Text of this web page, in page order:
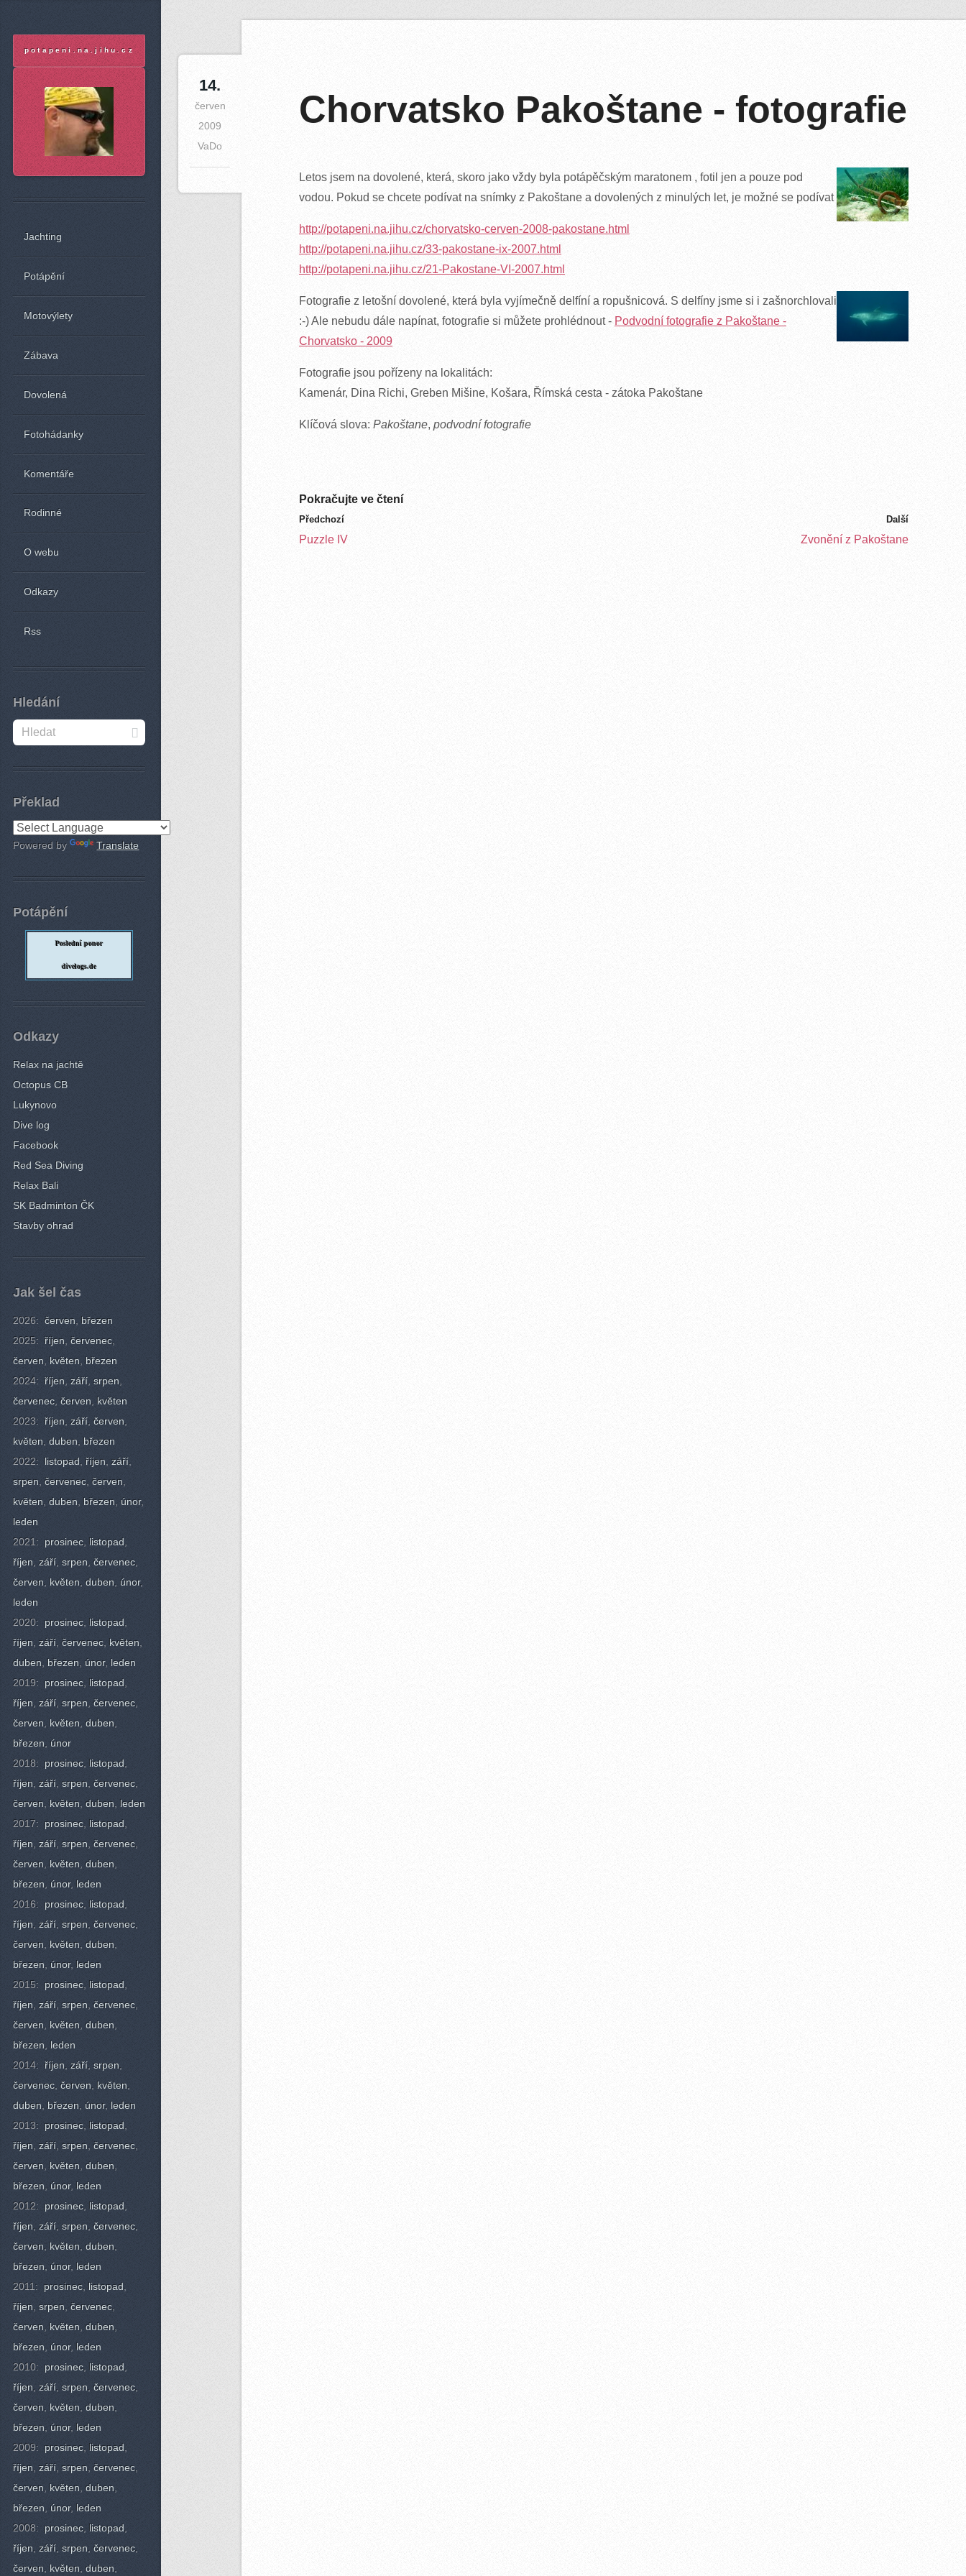
Chorvatsko Pakoštane - fotografie
14.
červen
2009
VaDo
Letos jsem na dovolené, která, skoro jako vždy byla potápěčským maratonem , fotil jen a pouze pod
vodou. Pokud se chcete podívat na snímky z Pakoštane a dovolených z minulých let, je možné se podívat
http://potapeni.na.jihu.cz/chorvatsko-cerven-2008-pakostane.html
http://potapeni.na.jihu.cz/33-pakostane-ix-2007.html
http://potapeni.na.jihu.cz/21-Pakostane-VI-2007.html
Fotografie z letošní dovolené, která byla vyjímečně delfíní a ropušnicová. S delfíny jsme si i zašnorchlovali
:-) Ale nebudu dále napínat, fotografie si můžete prohlédnout - Podvodní fotografie z Pakoštane -
Chorvatsko - 2009
Fotografie jsou pořízeny na lokalitách:
Kamenár, Dina Richi, Greben Mišine, Košara, Římská cesta - zátoka Pakoštane
Klíčová slova: Pakoštane, podvodní fotografie
Pokračujte ve čtení
Další
Zvonění z Pakoštane
Předchozí
Puzzle IV
potapeni.na.jihu.cz
Jachting
Potápění
Motovýlety
Zábava
Dovolená
Fotohádanky
Komentáře
Rodinné
O webu
Odkazy
Rss
Hledání
Překlad
Powered by Translate
Potápění
Poslední ponor
divelogs.de
Odkazy
Relax na jachtě
Octopus CB
Lukynovo
Dive log
Facebook
Red Sea Diving
Relax Bali
SK Badminton ČK
Stavby ohrad
Jak šel čas
2026:červen, březen
2025:říjen,červenec,
červen, květen, březen
2024:říjen,září,srpen,
červenec,červen, květen
2023:říjen,září,červen,
květen,duben, březen
2022: listopad,říjen,září,
srpen,červenec,červen,
květen,duben, březen,únor,
leden
2021:prosinec, listopad,
říjen,září,srpen,červenec,
červen, květen,duben,únor,
leden
2020:prosinec, listopad,
říjen,září,červenec, květen,
duben, březen,únor, leden
2019:prosinec, listopad,
říjen,září,srpen,červenec,
červen, květen,duben,
březen,únor
2018:prosinec, listopad,
říjen,září,srpen,červenec,
červen, květen,duben, leden
2017:prosinec, listopad,
říjen,září,srpen,červenec,
červen, květen,duben,
březen,únor, leden
2016:prosinec, listopad,
říjen,září,srpen,červenec,
červen, květen,duben,
březen,únor, leden
2015:prosinec, listopad,
říjen,září,srpen,červenec,
červen, květen,duben,
březen, leden
2014:říjen,září,srpen,
červenec,červen, květen,
duben, březen,únor, leden
2013:prosinec, listopad,
říjen,září,srpen,červenec,
červen, květen,duben,
březen,únor, leden
2012:prosinec, listopad,
říjen,září,srpen,červenec,
červen, květen,duben,
březen,únor, leden
2011:prosinec, listopad,
říjen,srpen,červenec,
červen, květen,duben,
březen,únor, leden
2010:prosinec, listopad,
říjen,září,srpen,červenec,
červen, květen,duben,
březen,únor, leden
2009:prosinec, listopad,
říjen,září,srpen,červenec,
červen, květen,duben,
březen,únor, leden
2008:prosinec, listopad,
říjen,září,srpen,červenec,
červen, květen,duben,